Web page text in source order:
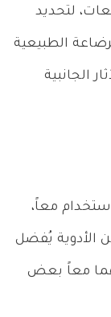
لتحديد
الطبيعية
الجانبية
معاً،
الأدوية يُفضل
معاً بعض